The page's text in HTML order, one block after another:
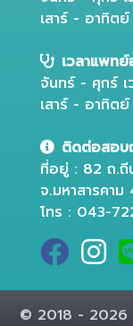
เสาร์ - อาทิต
เวลาแพท
จันทร์ - ศุกร์
เสาร์ - อาทิต
ติดต่อสอบ
ที่อยู่ : 82 ถ.ถี
จ.มหาสารคา
โทร : 043-
© 2018 - 2026